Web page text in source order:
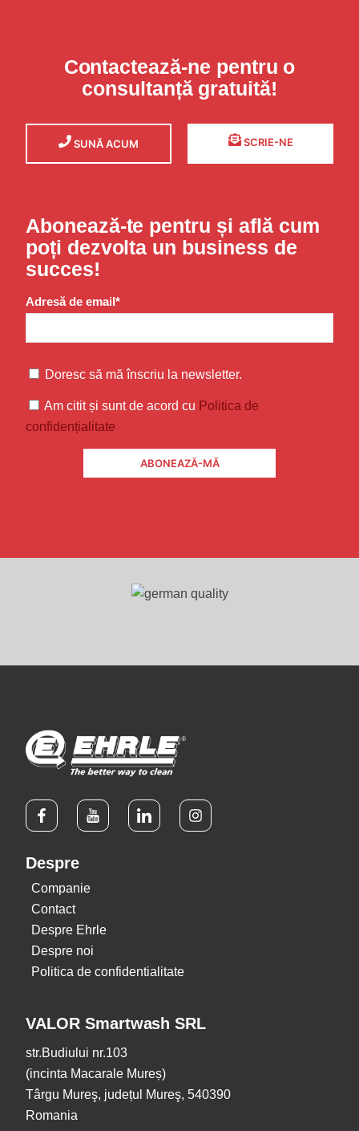
Contactează-ne pentru o
consultanță gratuită!
SUNĂ ACUM SCRIE-NE
Abonează-te pentru și află cum
poți dezvolta un business de
succes!
Adresă de email*
Doresc să mă înscriu la newsletter.
Am citit și sunt de acord cu Politica de
confidențialitate
Despre
Companie
Contact
Despre Ehrle
Despre noi
Politica de confidentialitate
VALOR Smartwash SRL
str.Budiului nr.103
(incinta Macarale Mureș)
Târgu Mureş, județul Mureş, 540390
Romania